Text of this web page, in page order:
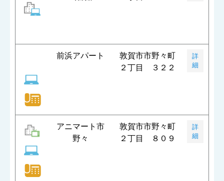
前浜アパート
敦賀市市野々町
２丁目 ３２２
詳
細
アニマート市
野々
敦賀市市野々町
２丁目 ８０９
詳
細